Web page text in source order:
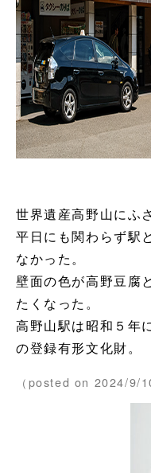
世界遺産高野山にふ
平日にも関わらず駅
なかった。
壁面の色が高野豆腐
たくなった。
高野山駅は昭和５年
の登録有形文化財。
（posted on 2024/9/